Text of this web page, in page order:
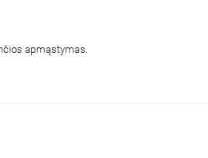
apmąstymas.